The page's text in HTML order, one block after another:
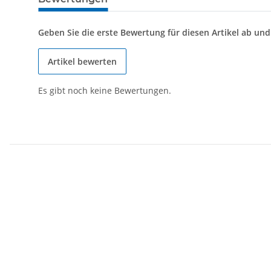
Geben Sie die erste Bewertung für diesen Artikel ab
Artikel bewerten
Es gibt noch keine Bewertungen.